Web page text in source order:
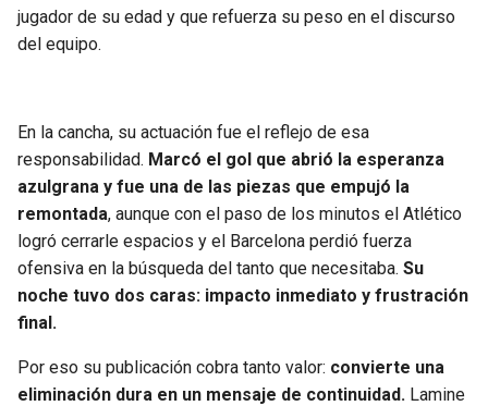
jugador de su edad y que refuerza su peso en el discurso
del equipo.
En la cancha, su actuación fue el reflejo de esa
responsabilidad. Marcó el gol que abrió la esperanza
azulgrana y fue una de las piezas que empujó la
remontada, aunque con el paso de los minutos el Atlético
logró cerrarle espacios y el Barcelona perdió fuerza
ofensiva en la búsqueda del tanto que necesitaba. Su
noche tuvo dos caras: impacto inmediato y frustración
final.
Por eso su publicación cobra tanto valor: convierte una
eliminación dura en un mensaje de continuidad. Lamine